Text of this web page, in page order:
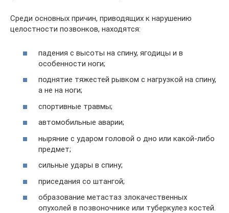
Среди основных причин, приводящих к нарушению
целостности позвонков, находятся:
падения с высоты на спину, ягодицы и в
особенности ноги;
поднятие тяжестей рывком с нагрузкой на спину,
а не на ноги;
спортивные травмы;
автомобильные аварии;
ныряние с ударом головой о дно или какой-либо
предмет;
сильные удары в спину;
приседания со штангой;
образование метастаз злокачественных
опухолей в позвоночнике или туберкулез костей.